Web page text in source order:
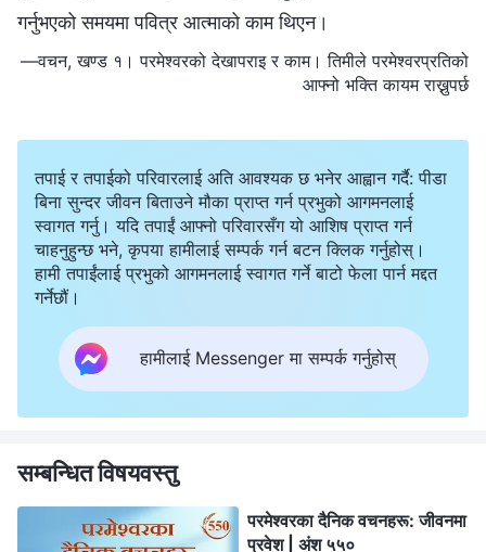
गर्नुभएको समयमा पवित्र आत्माको काम थिएन।
—वचन, खण्ड १। परमेश्‍वरको देखापराइ र काम। तिमीले परमेश्‍वरप्रतिको
आफ्नो भक्ति कायम राख्नुपर्छ
तपाई र तपाईको परिवारलाई अति आवश्यक छ भनेर आह्वान गर्दै: पीडा
बिना सुन्दर जीवन बिताउने मौका प्राप्त गर्न प्रभुको आगमनलाई
स्वागत गर्नु। यदि तपाईं आफ्नो परिवारसँग यो आशिष प्राप्त गर्न
चाहनुहुन्छ भने, कृपया हामीलाई सम्पर्क गर्न बटन क्लिक गर्नुहोस्।
हामी तपाईंलाई प्रभुको आगमनलाई स्वागत गर्ने बाटो फेला पार्न मद्दत
गर्नेछौं।
हामीलाई Messenger मा सम्पर्क गर्नुहोस्
सम्बन्धित विषयवस्तु
परमेश्‍वरका दैनिक वचनहरू: जीवनमा
प्रवेश | अंश ५५०